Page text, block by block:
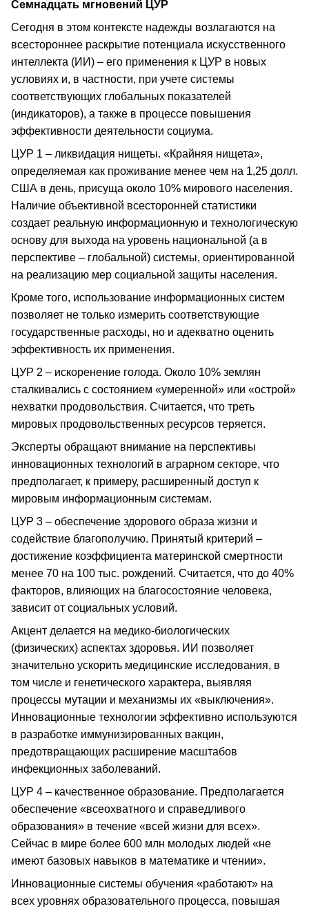
Семнадцать мгновений ЦУР
Сегодня в этом контексте надежды возлагаются на
всестороннее раскрытие потенциала искусственного
интеллекта (ИИ) – его применения к ЦУР в новых
условиях и, в частности, при учете системы
соответствующих глобальных показателей
(индикаторов), а также в процессе повышения
эффективности деятельности социума.
ЦУР 1 – ликвидация нищеты. «Крайняя нищета»,
определяемая как проживание менее чем на 1,25 долл.
США в день, присуща около 10% мирового населения.
Наличие объективной всесторонней статистики
создает реальную информационную и технологическую
основу для выхода на уровень национальной (а в
перспективе – глобальной) системы, ориентированной
на реализацию мер социальной защиты населения.
Кроме того, использование информационных систем
позволяет не только измерить соответствующие
государственные расходы, но и адекватно оценить
эффективность их применения.
ЦУР 2 – искоренение голода. Около 10% землян
сталкивались с состоянием «умеренной» или «острой»
нехватки продовольствия. Считается, что треть
мировых продовольственных ресурсов теряется.
Эксперты обращают внимание на перспективы
инновационных технологий в аграрном секторе, что
предполагает, к примеру, расширенный доступ к
мировым информационным системам.
ЦУР 3 – обеспечение здорового образа жизни и
содействие благополучию. Принятый критерий –
достижение коэффициента материнской смертности
менее 70 на 100 тыс. рождений. Считается, что до 40%
факторов, влияющих на благосостояние человека,
зависит от социальных условий.
Акцент делается на медико-биологических
(физических) аспектах здоровья. ИИ позволяет
значительно ускорить медицинские исследования, в
том числе и генетического характера, выявляя
процессы мутации и механизмы их «выключения».
Инновационные технологии эффективно используются
в разработке иммунизированных вакцин,
предотвращающих расширение масштабов
инфекционных заболеваний.
ЦУР 4 – качественное образование. Предполагается
обеспечение «всеохватного и справедливого
образования» в течение «всей жизни для всех».
Сейчас в мире более 600 млн молодых людей «не
имеют базовых навыков в математике и чтении».
Инновационные системы обучения «работают» на
всех уровнях образовательного процесса, повышая